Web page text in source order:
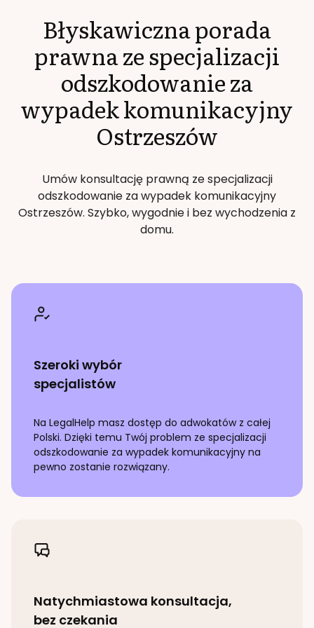
Błyskawiczna porada
prawna ze specjalizacji
odszkodowanie za
wypadek komunikacyjny
Ostrzeszów
Umów konsultację prawną ze specjalizacji
odszkodowanie za wypadek komunikacyjny
Ostrzeszów. Szybko, wygodnie i bez wychodzenia z
domu.
Szeroki wybór
specjalistów
Na LegalHelp masz dostęp do adwokatów z całej
Polski. Dzięki temu Twój problem ze specjalizacji
odszkodowanie za wypadek komunikacyjny na
pewno zostanie rozwiązany.
Natychmiastowa konsultacja,
bez czekania